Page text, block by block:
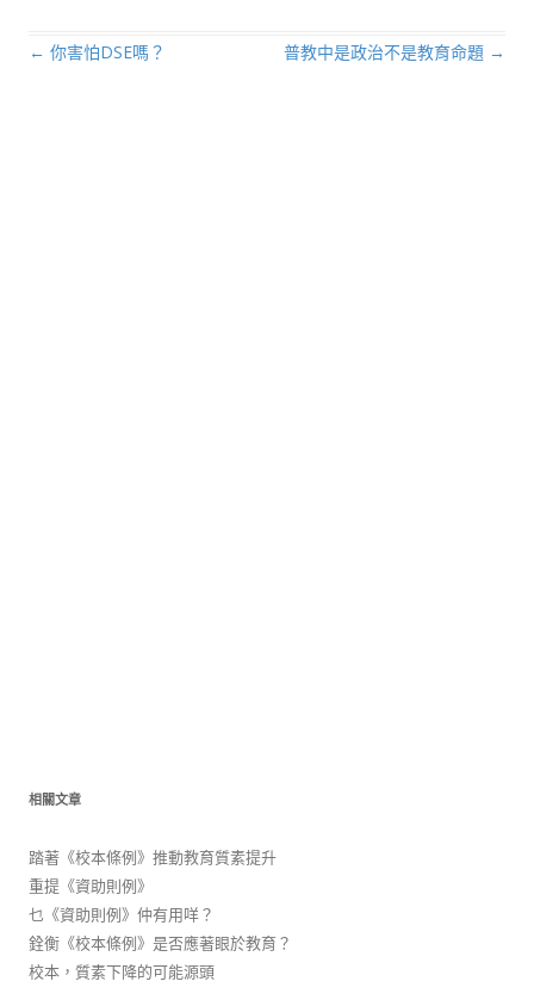
文章導航列
← 你害怕DSE嗎？ 普教中是政治不是教育命題 →
相關文章
踏著《校本條例》推動教育質素提升
重提《資助則例》
乜《資助則例》仲有用咩？
銓衡《校本條例》是否應著眼於教育？
校本，質素下降的可能源頭